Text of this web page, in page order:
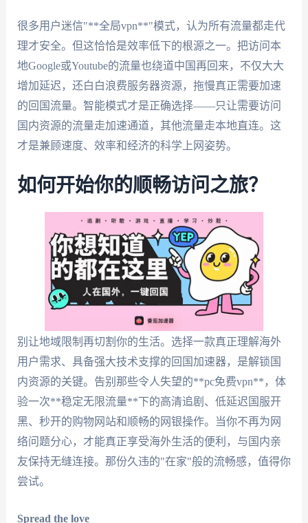
很多用户迷信"**全局vpn**"模式，认为所有流量都走代
理才安全。但这恰恰是效率低下的根源之一。把访问本
地Google或Youtube的流量也绕道中国再回来，不仅大大
增加延迟，还白白浪费服务器资源，拖慢真正需要加速
的回国流量。智能模式才是正确选择——只让需要访问
国内资源的流量走加速通道，其他流量走本地直连。这
才是兼顾速度、效率和经济的科学上网姿势。
如何开始你的顺畅访问之旅？
别让地域限制再切割你的生活。选择一款真正理解海外
用户需求、具备强大技术支撑的回国加速器，是解锁国
内资源的关键。告别那些令人失望的**pc免费vpn**，体
验一次**稳定无限流量**下的高清追剧、低延迟国服开
黑、秒开的购物网站和顺畅的网银操作。当你不再为网
络问题分心，才能真正享受海外生活的便利，与国内亲
友保持无缝连接。那份久违的"在家"般的流畅感，值得你
尝试。
Spread the love